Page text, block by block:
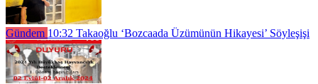
Gündem 10:32 Takaoğlu ‘Bozcaada Üzümünün Hikayesi’ Söyleşişi